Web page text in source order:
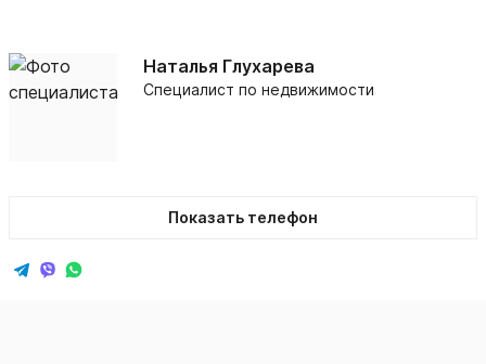
Наталья Глухарева
Специалист по недвижимости
Показать телефон